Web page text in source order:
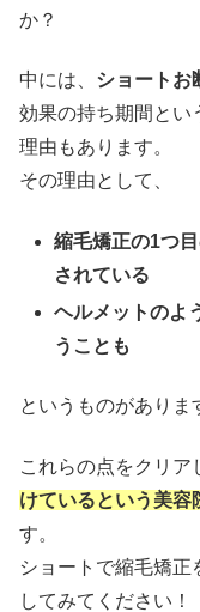
か？
中には、 ショートお
効果の持ち期間とい
理由もあります。
その理由として、
縮毛矯正の1つ
されている
ヘルメットのよ
うことも
というものがありま
これらの点をクリア
けているという美容
す。
ショートで縮毛矯正
してみてください！